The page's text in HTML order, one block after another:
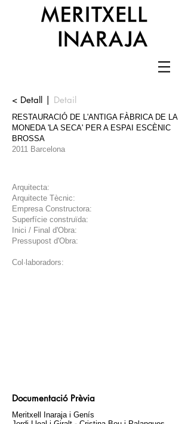
< Detall | Detail
RESTAURACIÓ DE L'ANTIGA FÀBRICA DE LA
MONEDA 'LA SECA' PER A ESPAI ESCÈNIC
BROSSA
2011 Barcelona​​
Arquitecta:
Arquitecte Tècnic:
Empresa Constructora:
Superfície construïda:
Inici / Final d'Obra:
Pressupost d'Obra:
Col·laboradors:
Documentació Prèvia
Meritxell Inaraja i Genís